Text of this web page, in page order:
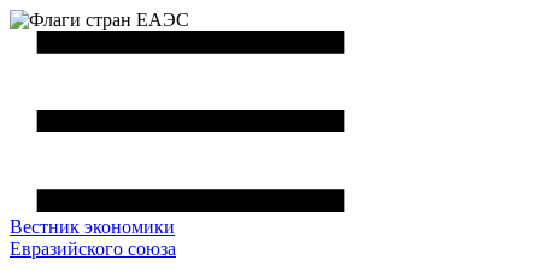
Вестник экономики
Евразийского союза